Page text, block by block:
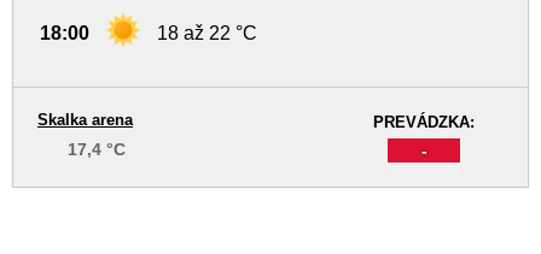
18:00 18 až 22 °C
PREVÁDZKA:
-
Skalka arena
17,4 °C